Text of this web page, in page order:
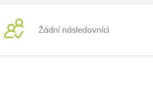
Žádní následovníci